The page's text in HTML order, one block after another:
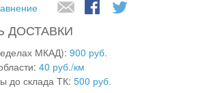
ДОСТАВКИ
МКАД): 900 руб.
40 руб./км
до склада ТК: 500 руб.